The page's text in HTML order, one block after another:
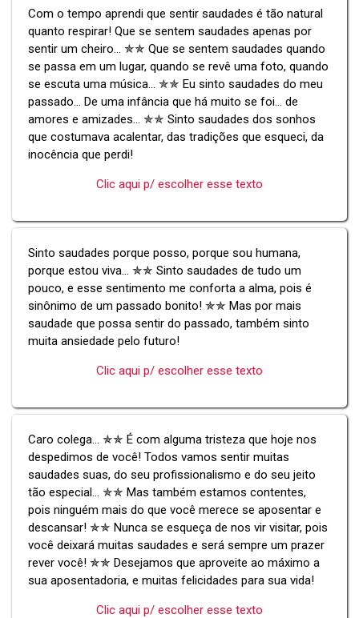
Com o tempo aprendi que sentir saudades é tão natural
quanto respirar! Que se sentem saudades apenas por
sentir um cheiro... ✯✯ Que se sentem saudades quando
se passa em um lugar, quando se revê uma foto, quando
se escuta uma música... ✯✯ Eu sinto saudades do meu
passado... De uma infância que há muito se foi... de
amores e amizades... ✯✯ Sinto saudades dos sonhos
que costumava acalentar, das tradições que esqueci, da
inocência que perdi!
Clic aqui p/ escolher esse texto
Sinto saudades porque posso, porque sou humana,
porque estou viva... ✯✯ Sinto saudades de tudo um
pouco, e esse sentimento me conforta a alma, pois é
sinônimo de um passado bonito! ✯✯ Mas por mais
saudade que possa sentir do passado, também sinto
muita ansiedade pelo futuro!
Clic aqui p/ escolher esse texto
Caro colega... ✯✯ É com alguma tristeza que hoje nos
despedimos de você! Todos vamos sentir muitas
saudades suas, do seu profissionalismo e do seu jeito
tão especial... ✯✯ Mas também estamos contentes,
pois ninguém mais do que você merece se aposentar e
descansar! ✯✯ Nunca se esqueça de nos vir visitar, pois
você deixará muitas saudades e será sempre um prazer
rever você! ✯✯ Desejamos que aproveite ao máximo a
sua aposentadoria, e muitas felicidades para sua vida!
Clic aqui p/ escolher esse texto